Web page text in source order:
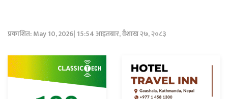
प्रकाशित: May 10, 2026| 15:54 आइतबार, वैशाख २७, २०८३